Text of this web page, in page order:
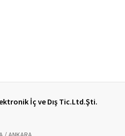
İç ve Dış Tic.Ltd.Şti.